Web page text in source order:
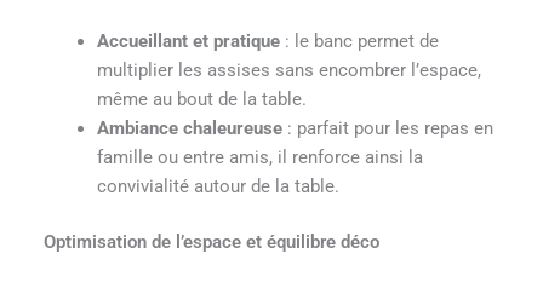
Accueillant et pratique: le banc permet de
multiplier les assises sans encombrer l’espace,
même au bout de la table.
Ambiance chaleureuse: parfait pour les repas en
famille ou entre amis, il renforce ainsi la
convivialité autour de la table.
Optimisation de l’espace et équilibre déco